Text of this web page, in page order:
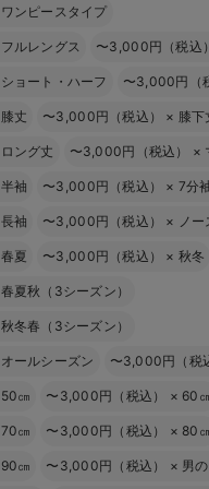
ワンピースタイプ
フルレングス 〜3,000円（税込）
ショート・ハーフ 〜3,000円（
膝丈 〜3,000円（税込） × 膝下
ロング丈 〜3,000円（税込） ×
半袖 〜3,000円（税込） × 7分
長袖 〜3,000円（税込） × ノ
春夏 〜3,000円（税込） × 秋冬
春夏秋（3シーズン）
秋冬春（3シーズン）
オールシーズン 〜3,000円（税
50㎝ 〜3,000円（税込） × 60
70㎝ 〜3,000円（税込） × 80
90㎝ 〜3,000円（税込） × 男